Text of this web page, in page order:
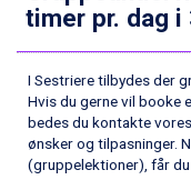
Arabba fra DKK
La Thuile fra
Val Thorens fra
Cervinia fra
Sölden fra DKK
Bad Hofgastein
Passo Tonale
Saalbach fra
timer pr. dag i
I Sestriere tilbydes der
Hvis du gerne vil booke
bedes du kontakte
ønsker og tilpasninger.
(gruppelektioner), får